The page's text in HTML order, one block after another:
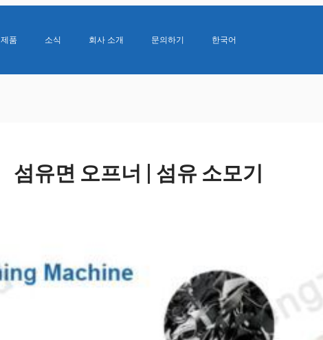
제품 소식 회사 소개 문의하기 한국어
섬유면 오프너 | 섬유 소모기